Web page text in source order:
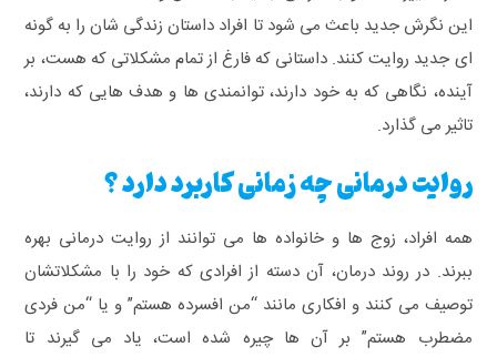
این نگرش جدید باعث می شود تا افراد داستان زندگی شان را به گونه
ای جدید روایت کنند. داستانی که فارغ از تمام مشکلاتی که هست، بر
آینده، نگاهی که به خود دارند، توانمندی ها و هدف هایی که دارند،
تاثیر می گذارد.
روایت درمانی چه زمانی کاربرد دارد ؟
همه افراد، زوج ها و خانواده ها می توانند از روایت درمانی بهره
ببرند. در روند درمان، آن دسته از افرادی که خود را با مشکلاتشان
توصیف می کنند و افکاری مانند “من افسرده هستم” و یا “من فردی
مضطرب هستم” بر آن ها چیره شده است، یاد می گیرند تا